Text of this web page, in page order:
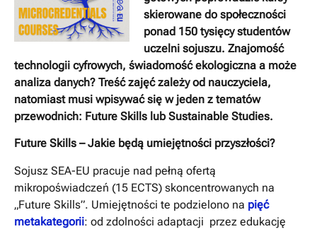
skierowane do społeczności
ponad 150 tysięcy studentów
uczelni sojuszu. Znajomość
technologii cyfrowych, świadomość ekologiczna a może
analiza danych? Treść zajęć zależy od nauczyciela,
natomiast musi wpisywać się w jeden z tematów
przewodnich: Future Skills lub Sustainable Studies.
Future Skills – Jakie będą umiejętności przyszłości?
Sojusz SEA-EU pracuje nad pełną ofertą
mikropoświadczeń (15 ECTS) skoncentrowanych na
„Future Skills”. Umiejętności te podzielono na pięć
metakategorii: od zdolności adaptacji przez edukację